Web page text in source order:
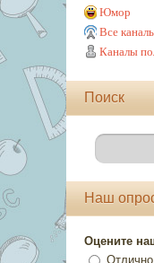
Юмор
Все
Каналы
Поиск
Наш
Оцените
Отлично